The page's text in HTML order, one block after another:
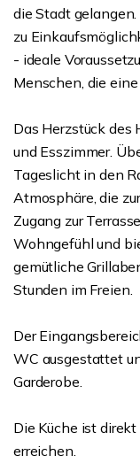
die Stadt
zu
- ideale
Menschen, die
Das Herzstück des
und Esszimmer.
Tageslicht in den
Atmosphäre, die
Zugang zur
Wohngefühl und
gemütliche
Stunden im Freien.
Der
WC ausgestattet
Garderobe.
Die Küche ist
erreichen.